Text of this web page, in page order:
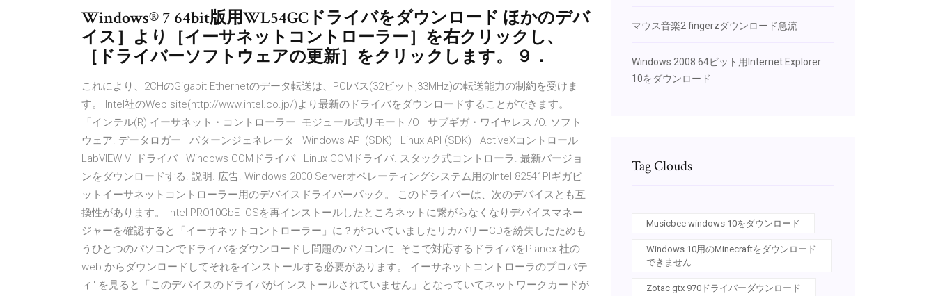
Windows® 7 64bit版用WL54GCドライバをダウンロード ほかのデバ
イス］より［イーサネットコントローラー］を右クリックし、
［ドライバーソフトウェアの更新］をクリックします。 ９．
これにより、2CHのGigabit Ethernetのデータ転送は、PCIバス(32ビット,33MHz)の転送能力の制約を受けま
す。 Intel社のWeb site(http://www.intel.co.jp/)より最新のドライバをダウンロードすることができます。
「インテル(R) イーサネット・コントローラー モジュール式リモートI/O · サブギガ・ワイヤレスI/O. ソフト
ウェア. データロガー · パターンジェネレータ · Windows API (SDK) · Linux API (SDK) · ActiveXコントロール ·
LabVIEW VI ドライバ · Windows COMドライバ · Linux COMドライバ. スタック式コントローラ. 最新バージョ
ンをダウンロードする. 説明. 広告. Windows 2000 Serverオペレーティングシステム用のIntel 82541PIギガビ
ットイーサネットコントローラー用のデバイスドライバーパック。 このドライバーは、次のデバイスとも互
換性があります。 Intel PRO10GbE OSを再インストールしたところネットに繋がらなくなりデバイスマネー
ジャーを確認すると「イーサネットコントローラー」に？がついていましたリカバリーCDを紛失したためも
うひとつのパソコンでドライバをダウンロードし問題のパソコンに. そこで対応するドライバをPlanex 社の
web からダウンロードしてそれをインストールする必要があります。 イーサネットコントローラのプロパテ
ィ" を見ると「このデバイスのドライバがインストールされていません」となっていてネットワークカードが
マウス音楽2 fingerzダウンロード急流
Windows 2008 64ビット用Internet Explorer
10をダウンロード
Tag Clouds
Musicbee windows 10をダウンロード
Windows 10用のMinecraftをダウンロード
できません
Zotac gtx 970ドライバーダウンロード